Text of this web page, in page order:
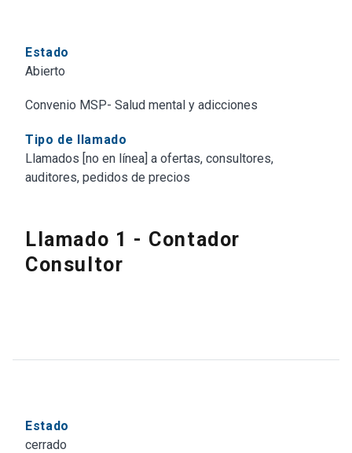
Estado
Abierto
Convenio MSP- Salud mental y adicciones
Tipo de llamado
Llamados [no en línea] a ofertas, consultores,
auditores, pedidos de precios
Llamado 1 - Contador
Consultor
Estado
cerrado